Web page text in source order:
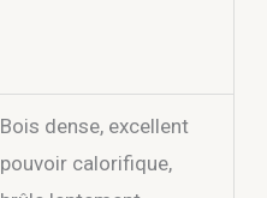
Bois dense, excellent
pouvoir calorifique,